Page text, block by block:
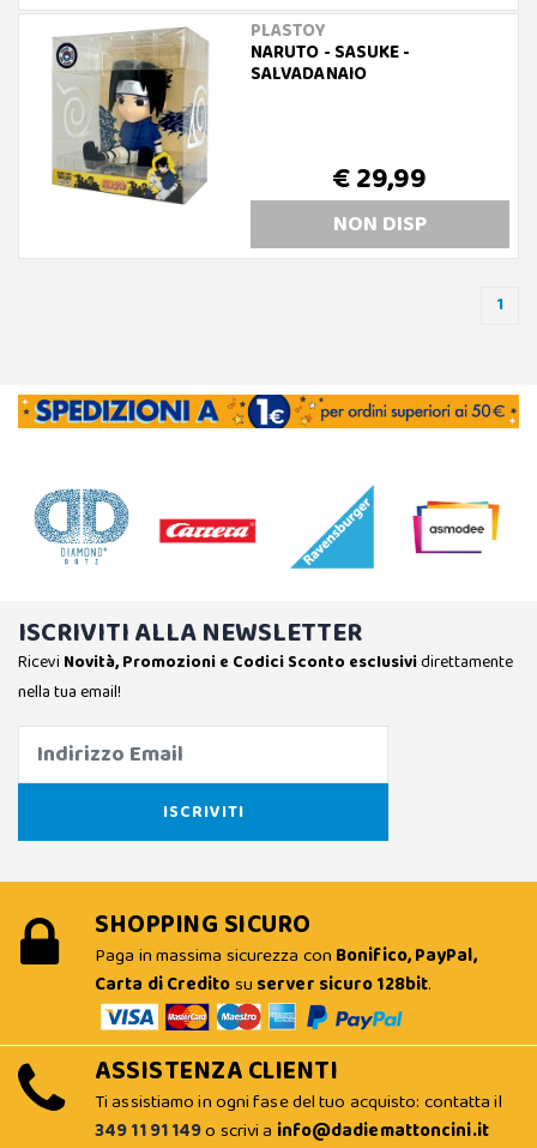
PLASTOY
NARUTO - SASUKE -
SALVADANAIO
€ 29,99
NON DISP
1
ISCRIVITI ALLA NEWSLETTER
Ricevi Novità, Promozioni e Codici Sconto esclusividirettamente
nella tua email!
SHOPPING SICURO
Paga in massima sicurezza con Bonifico, PayPal,
Carta di Creditosu server sicuro 128bit.
ASSISTENZA CLIENTI
Ti assistiamo in ogni fase del tuo acquisto: contatta il
349 11 91 149o scrivi a info@dadiemattoncini.it